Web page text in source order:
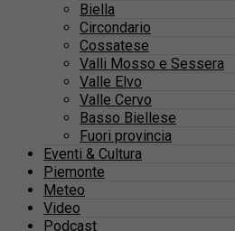
Biella
Circondario
Cossatese
Valli Mosso e Sessera
Valle Elvo
Valle Cervo
Basso Biellese
Fuori provincia
Eventi & Cultura
Piemonte
Meteo
Video
Podcast